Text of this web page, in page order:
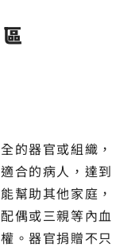
的器官或組織，
合的病人，達到
幫助其他家庭，
偶或三親等內血
。器官捐贈不只